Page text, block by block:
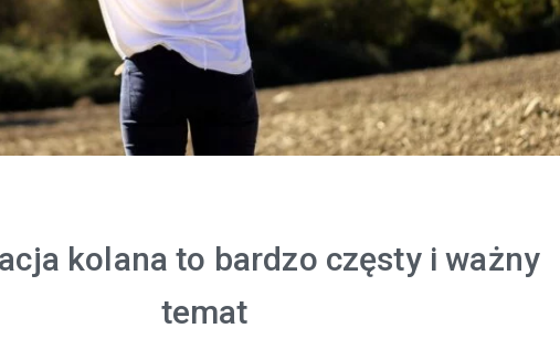
kolana to bardzo częsty i ważny
temat